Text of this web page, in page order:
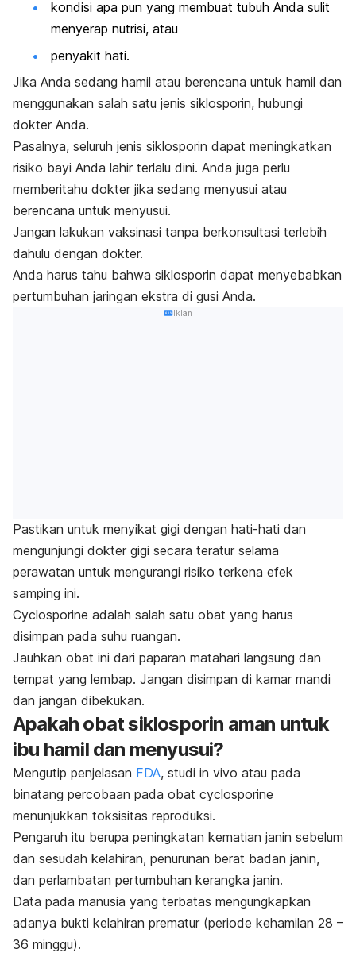
kondisi apa pun yang membuat tubuh Anda sulit
menyerap nutrisi, atau
penyakit hati.
Jika Anda sedang hamil atau berencana untuk hamil dan
menggunakan salah satu jenis siklosporin, hubungi
dokter Anda.
Pasalnya, seluruh jenis siklosporin dapat meningkatkan
risiko bayi Anda lahir terlalu dini. Anda juga perlu
memberitahu dokter jika sedang menyusui atau
berencana untuk menyusui.
Jangan lakukan vaksinasi tanpa berkonsultasi terlebih
dahulu dengan dokter.
Anda harus tahu bahwa siklosporin dapat menyebabkan
pertumbuhan jaringan ekstra di gusi Anda.
Iklan
Pastikan untuk menyikat gigi dengan hati-hati dan
mengunjungi dokter gigi secara teratur selama
perawatan untuk mengurangi risiko terkena efek
samping ini.
Cyclosporine adalah salah satu obat yang harus
disimpan pada suhu ruangan.
Jauhkan obat ini dari paparan matahari langsung dan
tempat yang lembap. Jangan disimpan di kamar mandi
dan jangan dibekukan.
Apakah obat siklosporin aman untuk
ibu hamil dan menyusui?
Mengutip penjelasan FDA, studi in vivo atau pada
binatang percobaan pada obat cyclosporine
menunjukkan toksisitas reproduksi.
Pengaruh itu berupa peningkatan kematian janin sebelum
dan sesudah kelahiran, penurunan berat badan janin,
dan perlambatan pertumbuhan kerangka janin.
Data pada manusia yang terbatas mengungkapkan
adanya bukti kelahiran prematur (periode kehamilan 28 –
36 minggu).